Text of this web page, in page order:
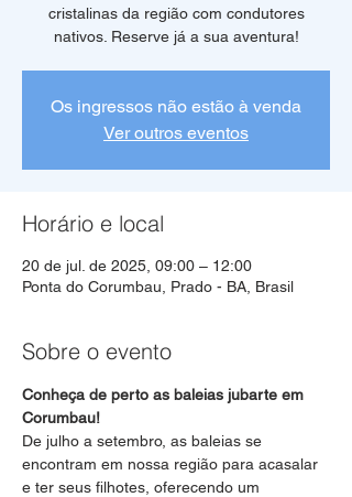
cristalinas da região com condutores
Os ingressos não estão à venda
Ver outros eventos
Horário e local
20 de jul. de 2025, 09:00 – 12:00
Ponta do Corumbau, Prado - BA, Brasil
Sobre o evento
Conheça de perto as baleias jubarte em
Corumbau!
De julho a setembro, as baleias se
encontram em nossa região para acasalar
e ter seus filhotes, oferecendo um